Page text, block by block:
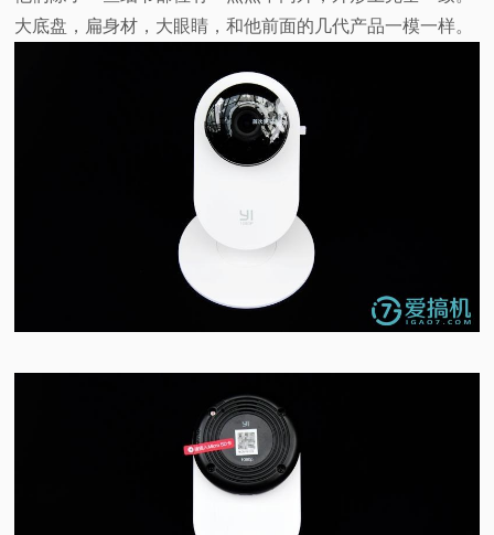
大底盘，扁身材，大眼睛，和他前面的几代产品一模一样。